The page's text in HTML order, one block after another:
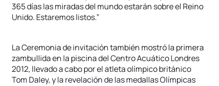
365 días las miradas del mundo estarán sobre el Reino
Unido. Estaremos listos.”
La Ceremonia de invitación también mostró la primera
zambullida en la piscina del Centro Acuático Londres
2012, llevado a cabo por el atleta olímpico británico
Tom Daley, y la revelación de las medallas Olímpicas